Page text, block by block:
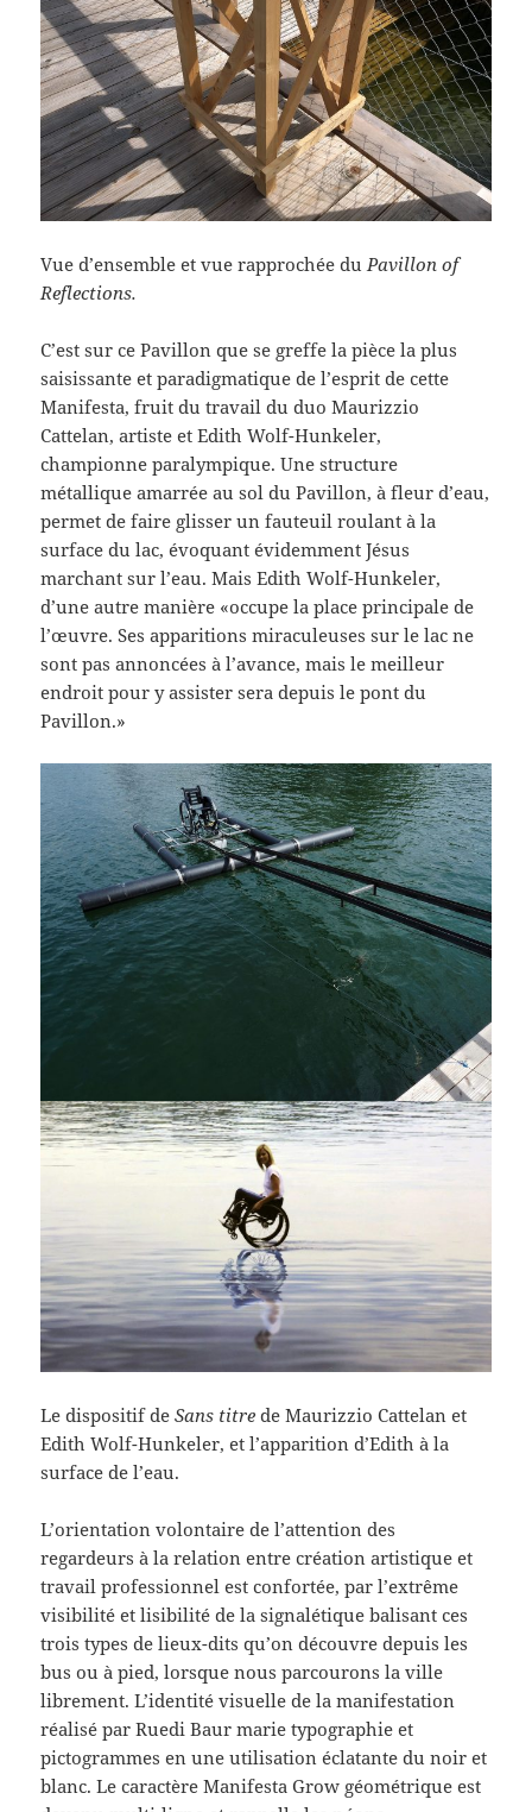
Vue d’ensemble et vue rapprochée duPavillon of
Reflections.
C’est sur ce Pavillon que se greffe la pièce la plus
saisissante et paradigmatique de l’esprit de cette
Manifesta, fruit du travail du duo Maurizzio
Cattelan, artiste et Edith Wolf-Hunkeler,
championne paralympique. Une structure
métallique amarrée au sol du Pavillon, à fleur d’eau,
permet de faire glisser un fauteuil roulant à la
surface du lac, évoquant évidemment Jésus
marchant sur l’eau. Mais Edith Wolf-Hunkeler,
d’une autre manière «occupe la place principale de
l’œuvre. Ses apparitions miraculeuses sur le lac ne
sont pas annoncées à l’avance, mais le meilleur
endroit pour y assister sera depuis le pont du
Pavillon.»
Le dispositif deSans titre de Maurizzio Cattelan et
Edith Wolf-Hunkeler, et l’apparition d’Edith à la
surface de l’eau.
L’orientation volontaire de l’attention des
regardeurs à la relation entre création artistique et
travail professionnel est confortée, par l’extrême
visibilité et lisibilité de la signalétique balisant ces
trois types de lieux-dits qu’on découvre depuis les
bus ou à pied, lorsque nous parcourons la ville
librement. L’identité visuelle de la manifestation
réalisé par Ruedi Baur marie typographie et
pictogrammes en une utilisation éclatante du noir et
blanc. Le caractère Manifesta Grow géométrique est